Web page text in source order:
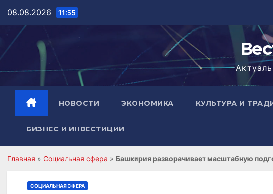
содержимому
08.08.2026 11:55
НОВОСТИ ЭКОНОМИКА КУЛЬТУРА И
БИЗНЕС И ИНВЕСТИЦИИ
Главная » Социальная сфера » Башкирия разворачивает масштабную
СОЦИАЛЬНАЯ СФЕРА